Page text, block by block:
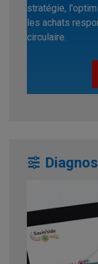
stratégie,
les achats
circulaire.